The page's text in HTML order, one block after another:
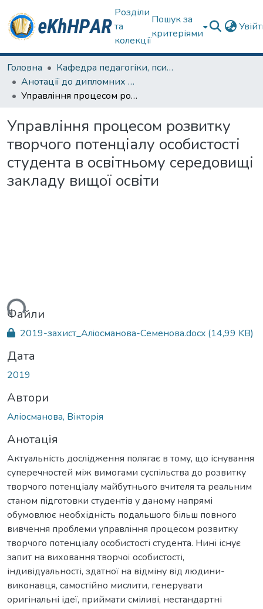
Розділи
та
колекції
Пошук за
критеріями
Головна
Кафедра педагогіки, психології, початкової освіти та освітнього менеджменту
Анотації до дипломних робіт
Управління процесом розвитку творчого потенціалу особистості студента в освітньому середовищі закладу вищої освіти
Управління процесом розвитку
творчого потенціалу особистості
студента в освітньому середовищі
закладу вищої освіти
Файли
2019-захист_Алiосманова-Семенова.docx (14,99 KB)
Дата
2019
Автори
Аліосманова, Вікторія
Анотація
Актуальність дослідження полягає в тому, що існування
суперечностей між вимогами суспільства до розвитку
творчого потенціалу майбутнього вчителя та реальним
станом підготовки студентів у даному напрямі
обумовлює необхідність подальшого більш повного
вивчення проблеми управління процесом розвитку
творчого потенціалу особистості студента. Нині існує
запит на виховання творчої особистості,
індивідуальності, здатної на відміну від людини-
виконавця, самостійно мислити, генерувати
оригінальні ідеї, приймати сміливі, нестандартні